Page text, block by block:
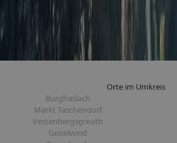
Orte im Umkreis
Burghaslach
Markt Taschendorf
Vestenbergsgreuth
Geiselwind